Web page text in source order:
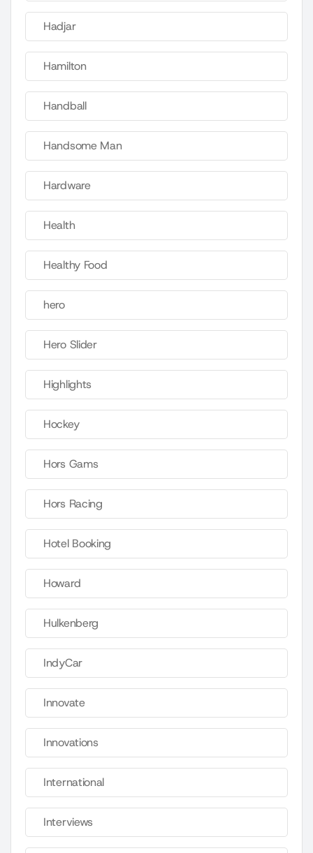
Hadjar
Hamilton
Handball
Handsome Man
Hardware
Health
Healthy Food
hero
Hero Slider
Highlights
Hockey
Hors Gams
Hors Racing
Hotel Booking
Howard
Hulkenberg
IndyCar
Innovate
Innovations
International
Interviews